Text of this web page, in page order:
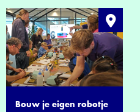
Bouw je eigen robotje